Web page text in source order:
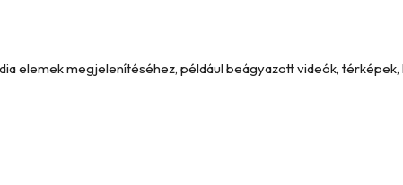
elemek megjelenítéséhez, például beágyazott videók,